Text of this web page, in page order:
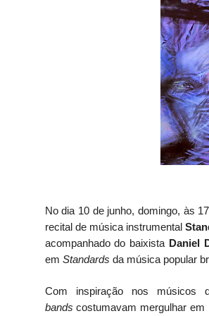
No dia 10 de junho, domingo, às
recital de música instrumental
acompanhado do baixista Daniel
em Standards da música popular
Com inspiração nos
bands costumavam mergulhar